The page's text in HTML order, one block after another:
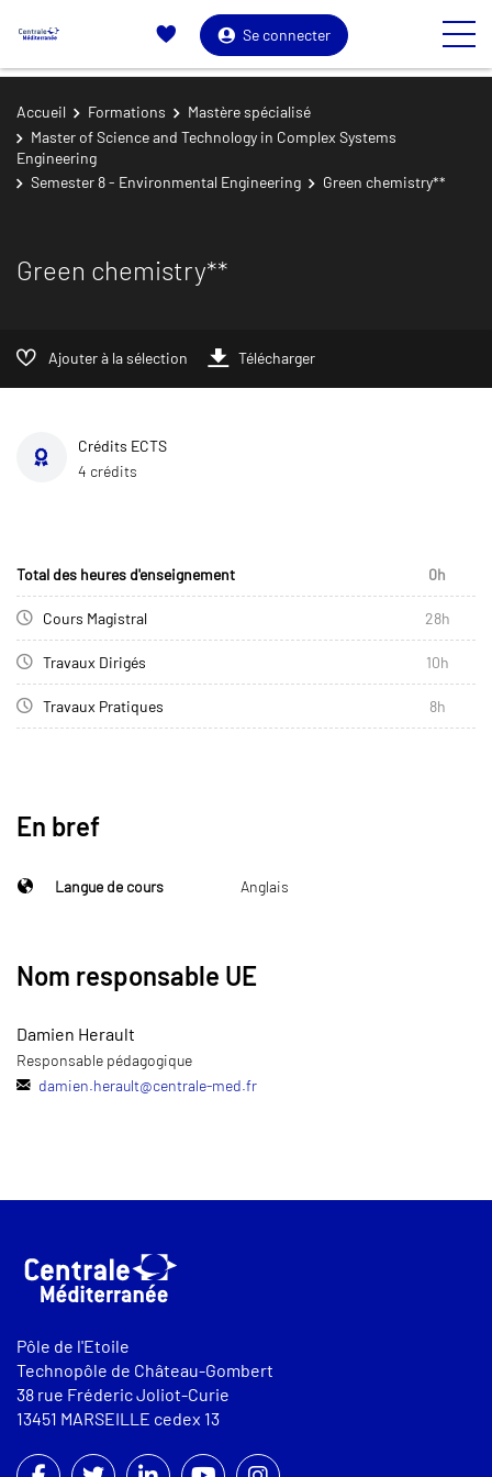
Se connecter
Accueil Formations
Mastère spécialisé
Master of Science and Technology in Complex Systems
Engineering
Semester 8 - Environmental Engineering
Green chemistry**
Green chemistry**
Ajouter à la sélection Télécharger
Crédits ECTS
4 crédits
Total des heures d'enseignement 0h
Cours Magistral 28h
Travaux Dirigés 10h
Travaux Pratiques 8h
En bref
Langue de cours Anglais
Nom responsable UE
Damien Herault
Responsable pédagogique
damien.herault@centrale-med.fr
Pôle de l'Etoile
Technopôle de Château-Gombert
38 rue Fréderic Joliot-Curie
13451 MARSEILLE cedex 13